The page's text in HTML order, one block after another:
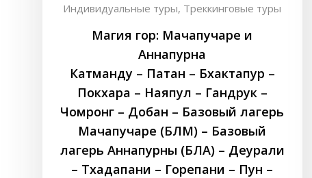
Индивидуальные туры, Треккинговые туры
Магия гор: Мачапучаре и
Аннапурна
Катманду – Патан – Бхактапур –
Покхара – Наяпул – Гандрук –
Чомронг – Добан – Базовый лагерь
Мачапучаре (БЛМ) – Базовый
лагерь Аннапурны (БЛА) – Деурали
– Тхадапани – Горепани – Пун –